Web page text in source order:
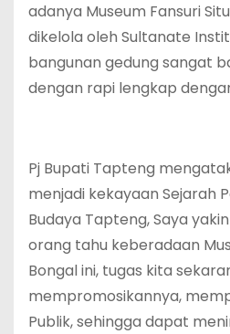
adanya Museum Fansuri
dikelola oleh Sultanate
bangunan gedung sangat
dengan rapi lengkap
Pj Bupati Tapteng
menjadi kekayaan Sejarah
Budaya Tapteng, Saya
orang tahu keberadaan
Bongal ini, tugas kita
mempromosikannya,
Publik, sehingga dapat